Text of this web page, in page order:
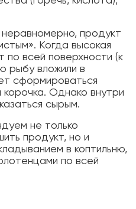
продукт
Когда высокая
по всей поверхности (к
рыбу вложили в
сформироваться
корочка. Однако внутри
сырым.
не только
продукт, но и
в коптильню,
по всей